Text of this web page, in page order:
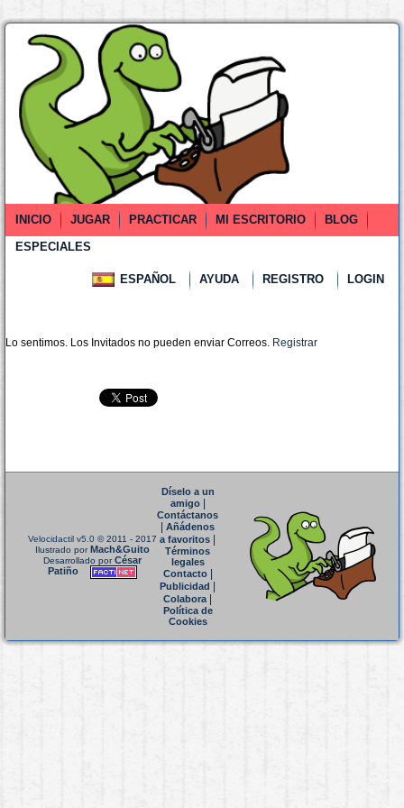
INICIO JUGAR PRACTICAR MI ESCRITORIO
BLOG
ESPECIALES
ESPAÑOL AYUDA REGISTRO LOGIN
Lo sentimos. Los Invitados no pueden enviar Correos. Registrar
Velocidactil v5.0 © 2011 - 2017
Ilustrado porMach&Guito
Desarrollado porCésar
Patiño
Díselo a un
amigo|
Contáctanos
Añádenos
a favoritos
Términos
legales
Contacto|
Publicidad
Colabora|
Política de
Cookies